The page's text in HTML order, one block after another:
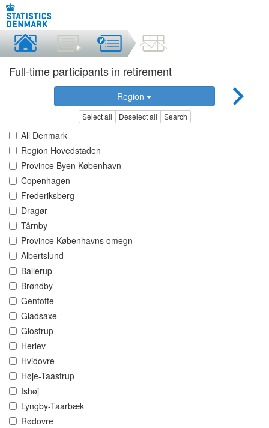
Full-time participants in retirement
Region
Select all Deselect all Search
All Denmark
Region Hovedstaden
Province Byen København
Copenhagen
Frederiksberg
Dragør
Tårnby
Province Københavns omegn
Albertslund
Ballerup
Brøndby
Gentofte
Gladsaxe
Glostrup
Herlev
Hvidovre
Høje-Taastrup
Ishøj
Lyngby-Taarbæk
Rødovre